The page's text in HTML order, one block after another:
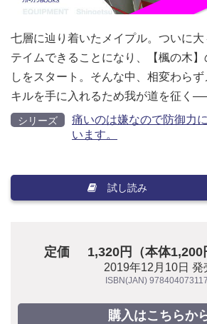
七層に辿り着いたメイプル。ついに
テイムできることになり、【楓の木
しをスタート。そんな中、相変わら
キルを手に入れるため我が道を征く
シリーズ
痛いのは嫌なので防御力
います。
試し読み
定価 1,320円（本体1,200
2019年12月10日 発
ISBN(JAN)
購入はこちらか